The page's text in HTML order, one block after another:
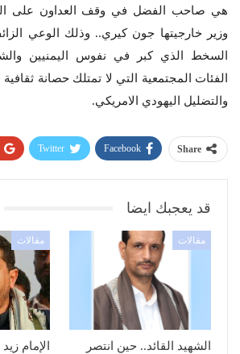
هي صاحب الفضل في وقف العداون على
وزير خارجيتها جون كيري.. وذلك الوعي
السخط الذي كبر في نفوس اليمنيين
الفئات المجتمعية التي لا تمتلك حصانة ثقافية
والتضليل اليهودي الامريكي.
Share
Facebook
Twitter
قد يعجبك ايضا
مقالات
الشهيد القائد.. حين انتصر
مقالات
الإمام